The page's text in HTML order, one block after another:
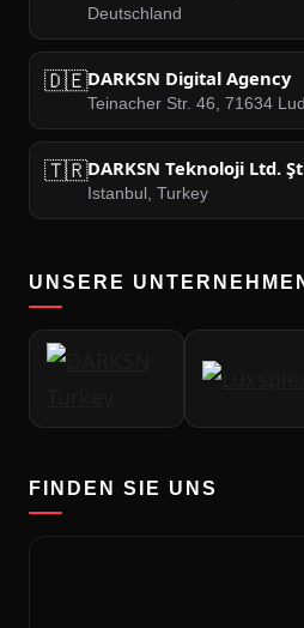
Deutschland
🇩🇪DARKSN Digital Agency
Teinacher Str. 46, 71634
🇹🇷DARKSN Teknoloji Ltd.
Istanbul, Turkey
UNSERE
FINDEN SIE UNS